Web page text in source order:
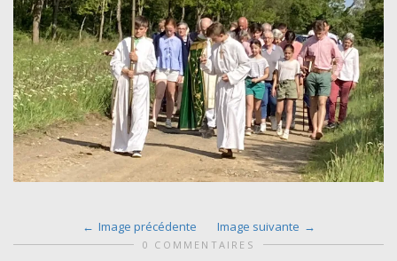
Image précédente Image suivante
0 COMMENTAIRES